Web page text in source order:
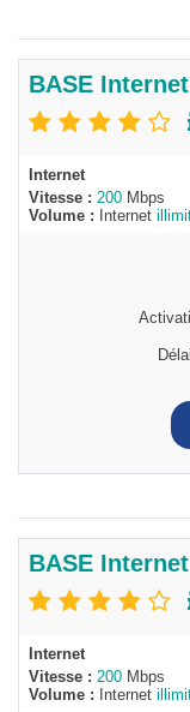
BASE
Internet
Vitesse : 200 Mbps
Volume :
Internet
BASE
Internet
Vitesse : 200 Mbps
Volume :
Internet